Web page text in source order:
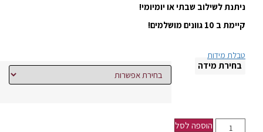
ניתנת לשילוב שבתי או יומיומי!
קיימת ב 10 גוונים מושלמים!
טבלת מידות
בחירת מידה
הוספה לסל